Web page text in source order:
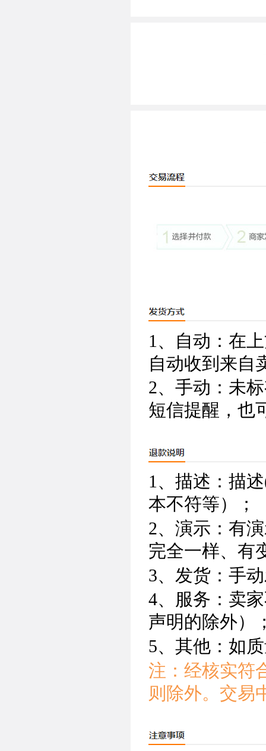
1、自动：在
自动收到来自
2、手动：未
短信提醒，也
1、描述：描
本不符等）；
2、演示：有
完全一样、有
3、发货：手
4、服务：卖
声明的除外）
5、其他：如
注：经核实符
则除外。交易